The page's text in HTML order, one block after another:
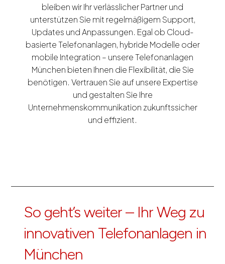
bleiben wir Ihr verlässlicher Partner und
unterstützen Sie mit regelmäßigem Support,
Updates und Anpassungen. Egal ob Cloud-
basierte Telefonanlagen, hybride Modelle oder
mobile Integration – unsere Telefonanlagen
München bieten Ihnen die Flexibilität, die Sie
benötigen. Vertrauen Sie auf unsere Expertise
und gestalten Sie Ihre
Unternehmenskommunikation zukunftssicher
und effizient.
So geht’s weiter – Ihr Weg zu
innovativen Telefonanlagen in
München